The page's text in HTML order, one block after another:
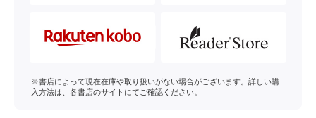
※書店によって現在在庫や取り扱いがない場合がございます。詳しい購
入方法は、各書店のサイトにてご確認ください。